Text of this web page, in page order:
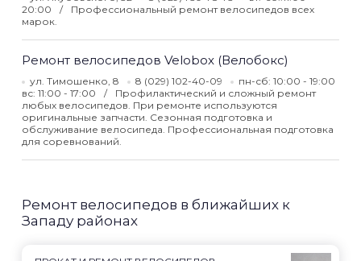
20:00
Профессиональный ремонт велосипедов всех
марок.
Ремонт велосипедов Velobox (Велобокс)
ул. Тимошенко, 8 8 (029) 102-40-09
пн-сб: 10:00 - 19:00
вс: 11:00 - 17:00
Профилактический и сложный ремонт
любых велосипедов. При ремонте используются
оригинальные запчасти. Сезонная подготовка и
обслуживание велосипеда. Профессиональная подготовка
для соревнований.
Ремонт велосипедов в ближайших к
Западу районах